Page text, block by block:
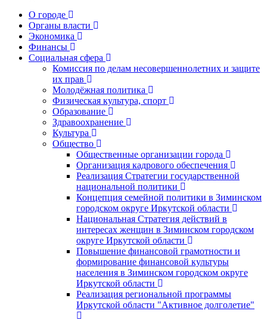
О городе
Органы власти
Экономика
Финансы
Социальная сфера
Комиссия по делам несовершеннолетних и защите
их прав
Молодёжная политика
Физическая культура, спорт
Образование
Здравоохранение
Культура
Общество
Общественные организации города
Организация кадрового обеспечения
Реализация Стратегии государственной
национальной политики
Концепция семейной политики в Зиминском
городском округе Иркутской области
Национальная Стратегия действий в
интересах женщин в Зиминском городском
округе Иркутской области
Повышение финансовой грамотности и
формирование финансовой культуры
населения в Зиминском городском округе
Иркутской области
Реализация региональной программы
Иркутской области "Активное долголетие"